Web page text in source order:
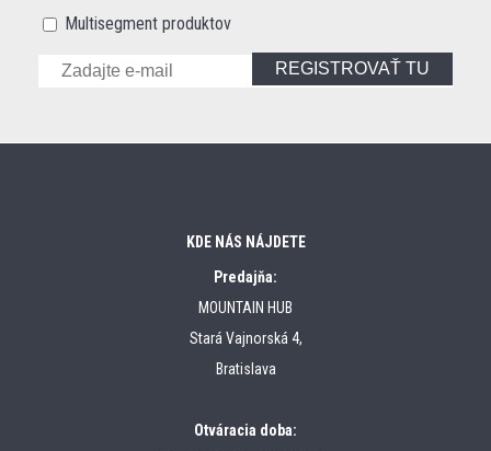
Multisegment produktov
REGISTROVAŤ TU
KDE NÁS NÁJDETE
Predajňa:
MOUNTAIN HUB
Stará Vajnorská 4,
Bratislava
Otváracia doba: